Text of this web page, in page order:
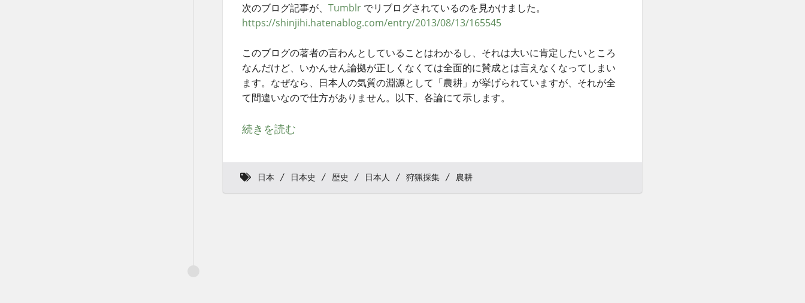
次のブログ記事が、 Tumblr でリブログされているのを見かけました。
https://shinjihi.hatenablog.com/entry/2013/08/13/165545
このブログの著者の言わんとしていることはわかるし、それは大いに肯定したいところ
なんだけど、いかんせん論拠が正しくなくては全面的に賛成とは言えなくなってしまい
ます。なぜなら、日本人の気質の淵源として「農耕」が挙げられていますが、それが全
て間違いなので仕方がありません。以下、各論にて示します。
続きを読む
日本 日本史 歴史 日本人 狩猟採集 農耕